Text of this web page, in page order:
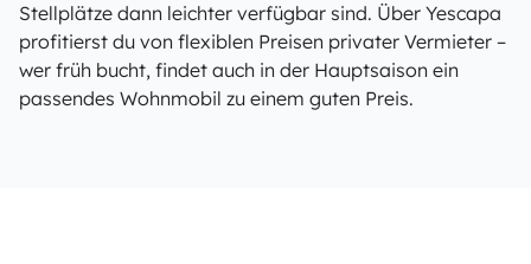
Stellplätze dann leichter verfügbar sind. Über Yescapa
profitierst du von flexiblen Preisen privater Vermieter –
wer früh bucht, findet auch in der Hauptsaison ein
passendes Wohnmobil zu einem guten Preis.